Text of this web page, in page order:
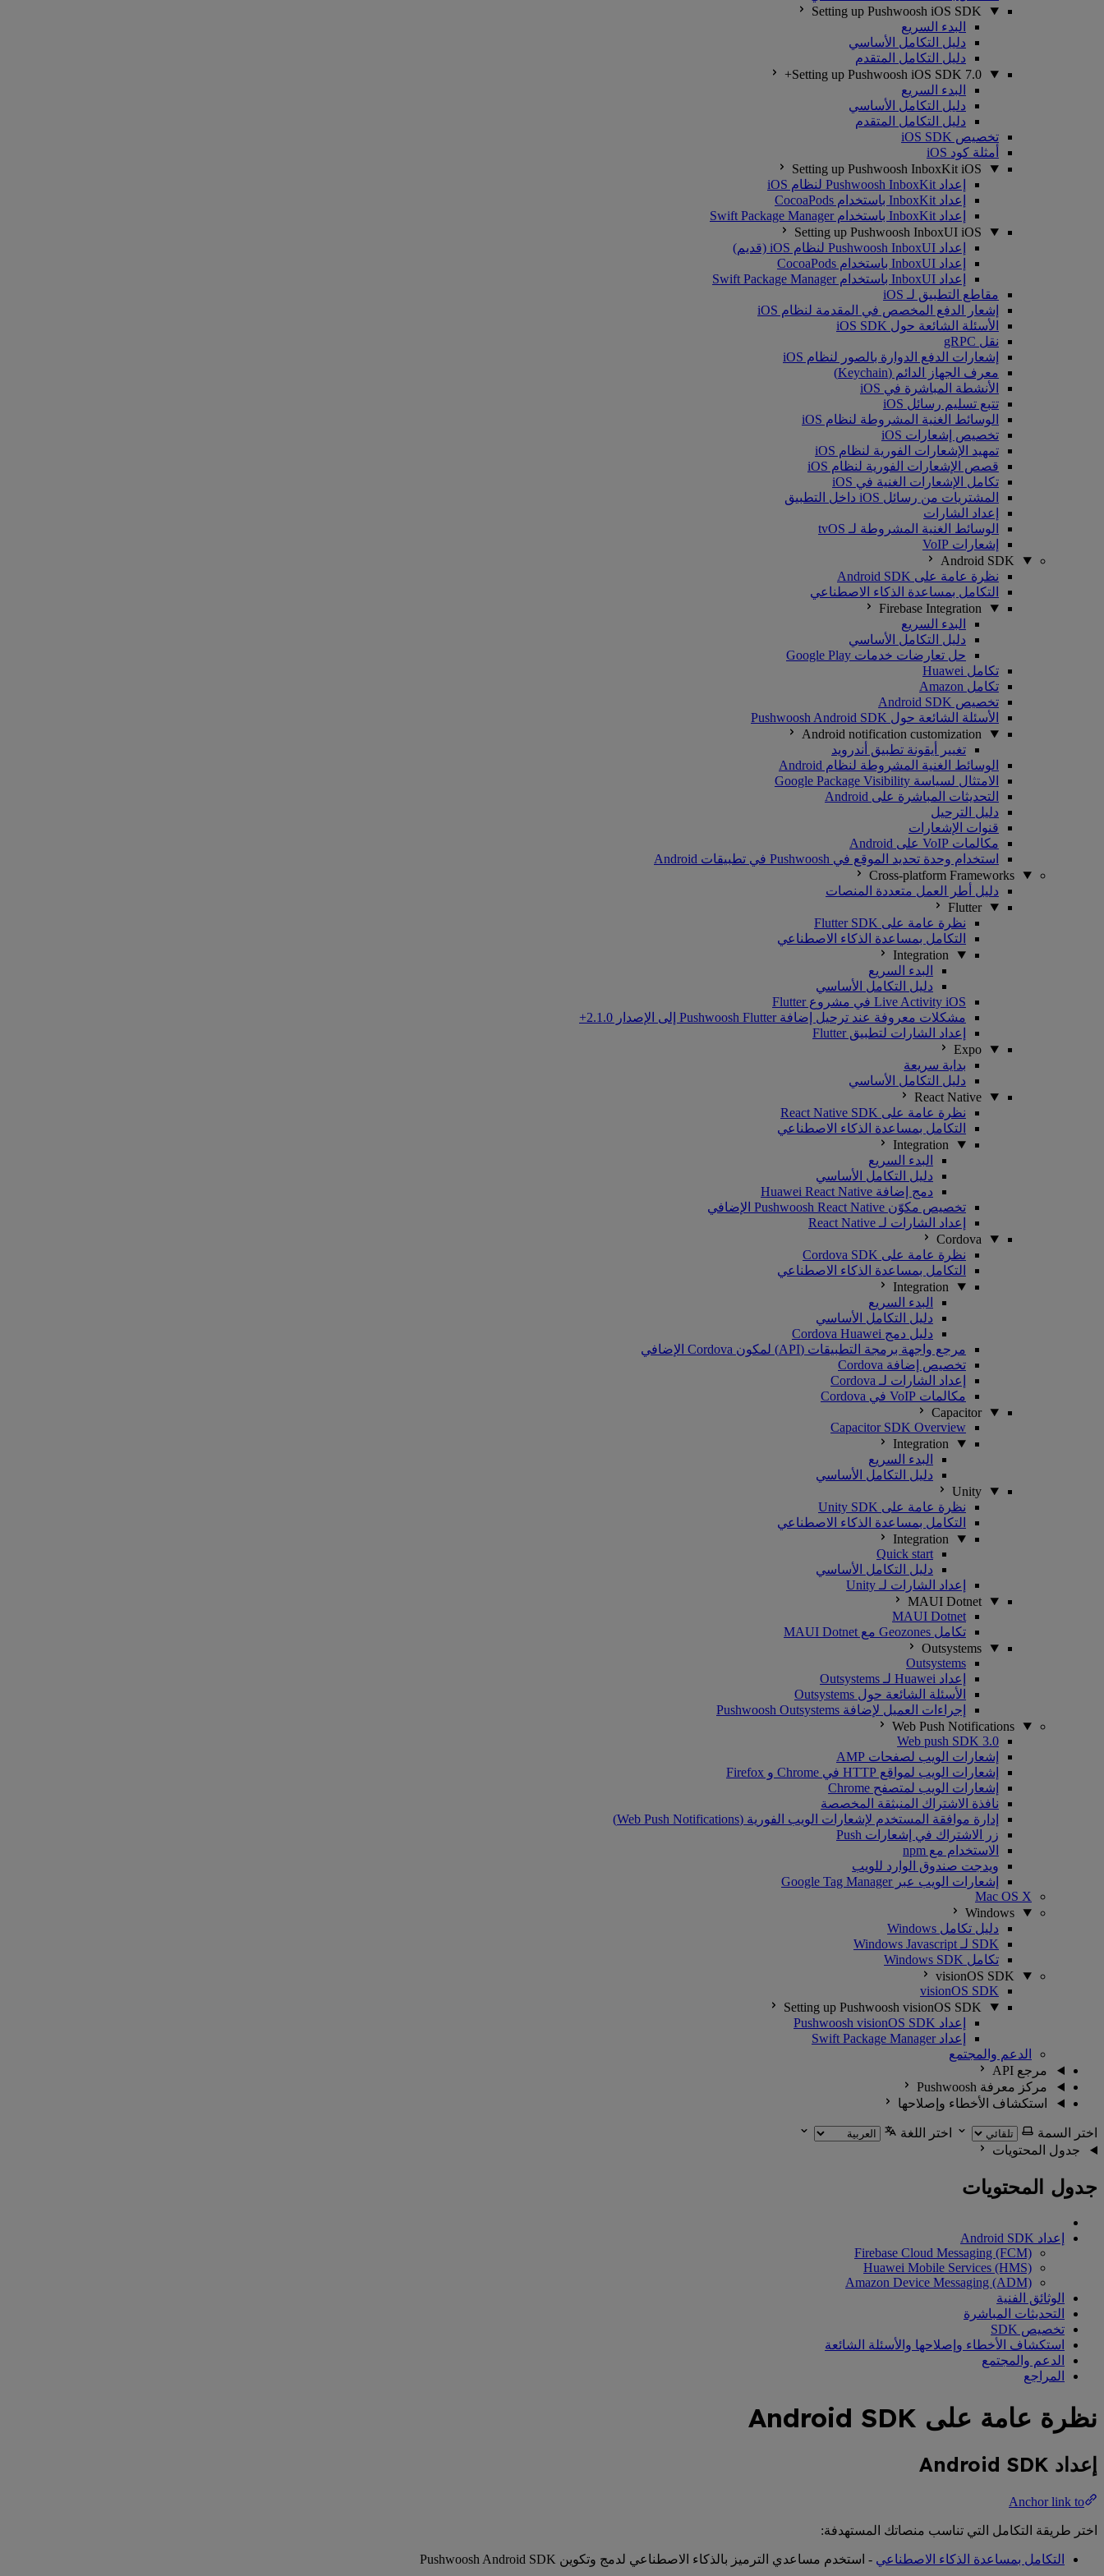
Setting up Pushwoosh iOS SDK
البدء السريع
دليل التكامل الأساسي
دليل التكامل المتقدم
Setting up Pushwoosh iOS SDK 7.0+
البدء السريع
دليل التكامل الأساسي
دليل التكامل المتقدم
تخصيص iOS SDK
أمثلة كود iOS
Setting up Pushwoosh InboxKit iOS
إعداد Pushwoosh InboxKit لنظام iOS
إعداد InboxKit باستخدام CocoaPods
إعداد InboxKit باستخدام Swift Package Manager
Setting up Pushwoosh InboxUI iOS
إعداد Pushwoosh InboxUI لنظام iOS (قديم)
إعداد InboxUI باستخدام CocoaPods
إعداد InboxUI باستخدام Swift Package Manager
مقاطع التطبيق لـ iOS
إشعار الدفع المخصص في المقدمة لنظام iOS
الأسئلة الشائعة حول iOS SDK
نقل gRPC
إشعارات الدفع الدوارة بالصور لنظام iOS
معرف الجهاز الدائم (Keychain)
الأنشطة المباشرة في iOS
تتبع تسليم رسائل iOS
الوسائط الغنية المشروطة لنظام iOS
تخصيص إشعارات iOS
تمهيد الإشعارات الفورية لنظام iOS
قصص الإشعارات الفورية لنظام iOS
تكامل الإشعارات الغنية في iOS
المشتريات من رسائل iOS داخل التطبيق
إعداد الشارات
الوسائط الغنية المشروطة لـ tvOS
إشعارات VoIP
Android SDK
نظرة عامة على Android SDK
التكامل بمساعدة الذكاء الاصطناعي
Firebase Integration
البدء السريع
دليل التكامل الأساسي
حل تعارضات خدمات Google Play
تكامل Huawei
تكامل Amazon
تخصيص Android SDK
الأسئلة الشائعة حول Pushwoosh Android SDK
Android notification customization
تغيير أيقونة تطبيق أندرويد
الوسائط الغنية المشروطة لنظام Android
الامتثال لسياسة Google Package Visibility
التحديثات المباشرة على Android
دليل الترحيل
قنوات الإشعارات
مكالمات VoIP على Android
استخدام وحدة تحديد الموقع في Pushwoosh في تطبيقات Android
Cross-platform Frameworks
دليل أطر العمل متعددة المنصات
Flutter
نظرة عامة على Flutter SDK
التكامل بمساعدة الذكاء الاصطناعي
Integration
البدء السريع
دليل التكامل الأساسي
Live Activity iOS في مشروع Flutter
مشكلات معروفة عند ترحيل إضافة Pushwoosh Flutter إلى الإصدار 2.1.0+
إعداد الشارات لتطبيق Flutter
Expo
بداية سريعة
دليل التكامل الأساسي
React Native
نظرة عامة على React Native SDK
التكامل بمساعدة الذكاء الاصطناعي
Integration
البدء السريع
دليل التكامل الأساسي
دمج إضافة Huawei React Native
تخصيص مكوّن Pushwoosh React Native الإضافي
إعداد الشارات لـ React Native
Cordova
نظرة عامة على Cordova SDK
التكامل بمساعدة الذكاء الاصطناعي
Integration
البدء السريع
دليل التكامل الأساسي
دليل دمج Cordova Huawei
مرجع واجهة برمجة التطبيقات (API) لمكون Cordova الإضافي
تخصيص إضافة Cordova
إعداد الشارات لـ Cordova
مكالمات VoIP في Cordova
Capacitor
Capacitor SDK Overview
Integration
البدء السريع
دليل التكامل الأساسي
Unity
نظرة عامة على Unity SDK
التكامل بمساعدة الذكاء الاصطناعي
Integration
Quick start
دليل التكامل الأساسي
إعداد الشارات لـ Unity
MAUI Dotnet
MAUI Dotnet
تكامل Geozones مع MAUI Dotnet
Outsystems
Outsystems
إعداد Huawei لـ Outsystems
الأسئلة الشائعة حول Outsystems
إجراءات العميل لإضافة Pushwoosh Outsystems
Web Push Notifications
Web push SDK 3.0
إشعارات الويب لصفحات AMP
إشعارات الويب لمواقع HTTP في Chrome و Firefox
إشعارات الويب لمتصفح Chrome
نافذة الاشتراك المنبثقة المخصصة
إدارة موافقة المستخدم لإشعارات الويب الفورية (Web Push Notifications)
زر الاشتراك في إشعارات Push
الاستخدام مع npm
ويدجت صندوق الوارد للويب
إشعارات الويب عبر Google Tag Manager
Mac OS X
Windows
دليل تكامل Windows
SDK لـ Windows Javascript
تكامل Windows SDK
visionOS SDK
visionOS SDK
Setting up Pushwoosh visionOS SDK
إعداد Pushwoosh visionOS SDK
إعداد Swift Package Manager
الدعم والمجتمع
مرجع API
مركز معرفة Pushwoosh
استكشاف الأخطاء وإصلاحها
اختر السمة
اختر اللغة
جدول المحتويات
جدول المحتويات
إعداد Android SDK
Firebase Cloud Messaging (FCM)
Huawei Mobile Services (HMS)
Amazon Device Messaging (ADM)
الوثائق الفنية
التحديثات المباشرة
تخصيص SDK
استكشاف الأخطاء وإصلاحها والأسئلة الشائعة
الدعم والمجتمع
المراجع
نظرة عامة على Android SDK
إعداد Android SDK
Anchor link to
اختر طريقة التكامل التي تناسب منصاتك المستهدفة:
التكامل بمساعدة الذكاء الاصطناعي - استخدم مساعدي الترميز بالذكاء الاصطناعي لدمج وتكوين Pushwoosh Android SDK